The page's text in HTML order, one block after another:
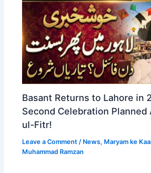
Basant Returns to Lahore in
Second Celebration
ul-Fitr!
Leave a Comment / News, Maryam ke
Muhammad Ramzan